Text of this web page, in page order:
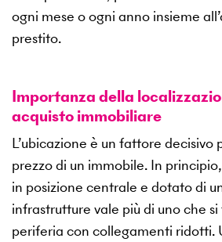
ogni mese o ogni anno insieme
prestito.
Importanza della
acquisto immobiliare
L’ubicazione è un fattore
prezzo di un immobile. In
in posizione centrale e dotato di
infrastrutture vale più di uno che
periferia con collegamenti ridotti.